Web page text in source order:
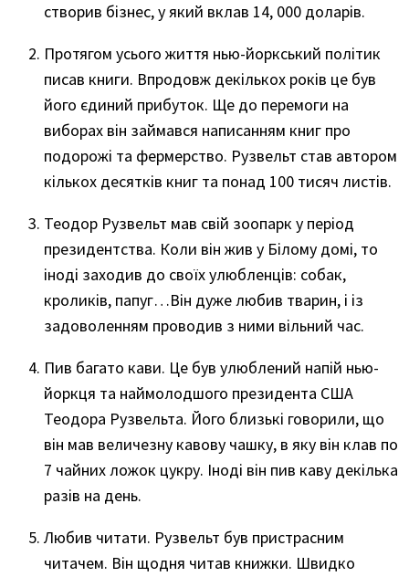
створив бізнес, у який вклав 14, 000 доларів.
Протягом усього життя нью-йоркський політик
писав книги. Впродовж декількох років це був
його єдиний прибуток. Ще до перемоги на
виборах він займався написанням книг про
подорожі та фермерство. Рузвельт став автором
кількох десятків книг та понад 100 тисяч листів.
Теодор Рузвельт мав свій зоопарк у період
президентства. Коли він жив у Білому домі, то
іноді заходив до своїх улюбленців: собак,
кроликів, папуг…Він дуже любив тварин, і із
задоволенням проводив з ними вільний час.
Пив багато кави. Це був улюблений напій нью-
йоркця та наймолодшого президента США
Теодора Рузвельта. Його близькі говорили, що
він мав величезну кавову чашку, в яку він клав по
7 чайних ложок цукру. Іноді він пив каву декілька
разів на день.
Любив читати. Рузвельт був пристрасним
читачем. Він щодня читав книжки. Швидко